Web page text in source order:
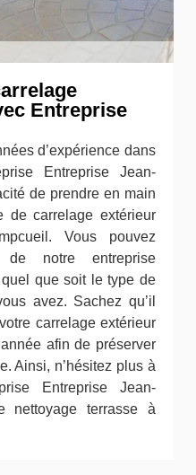
Entreprise
d’expérience dans
Entreprise Jean-
de prendre en main
de carrelage extérieur
Vous pouvez
notre entreprise
que soit le type de
avez. Sachez qu’il
carrelage extérieur
afin de préserver
Ainsi, n’hésitez plus à
Entreprise Jean-
nettoyage terrasse à